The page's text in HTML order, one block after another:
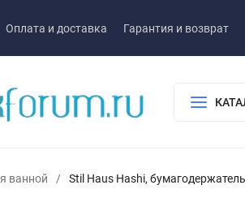
Оплата и доставка Гарантия и возврат
ванной / Stil Haus Hashi,